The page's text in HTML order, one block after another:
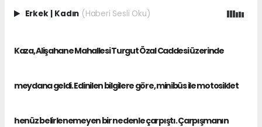
Erkek | Kadın (Haberi Sesli Oku)
Kaza, Alişahane Mahallesi Turgut Özal Caddesi üzerinde
meydana geldi. Edinilen bilgilere göre, minibüs ile motosiklet
henüz belirlenemeyen bir nedenle çarpıştı. Çarpışmanın